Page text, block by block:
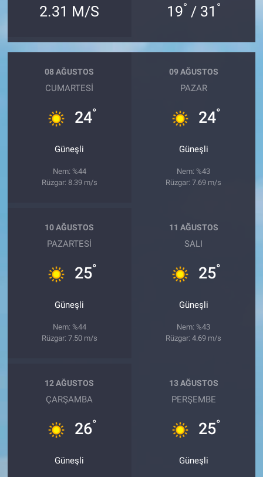
2.31 M/S 19° / 31 °
08 AĞUSTOS
CUMARTESI
24°
Güneşli
Nem: %44
Rüzgar: 8.39 m/s
09 AĞUSTOS
PAZAR
24°
Güneşli
Nem: %43
Rüzgar: 7.69 m/s
10 AĞUSTOS
PAZARTESI
25°
Güneşli
Nem: %44
Rüzgar: 7.50 m/s
11 AĞUSTOS
SALI
25°
Güneşli
Nem: %43
Rüzgar: 4.69 m/s
12 AĞUSTOS
ÇARŞAMBA
26°
Güneşli
13 AĞUSTOS
PERŞEMBE
25°
Güneşli